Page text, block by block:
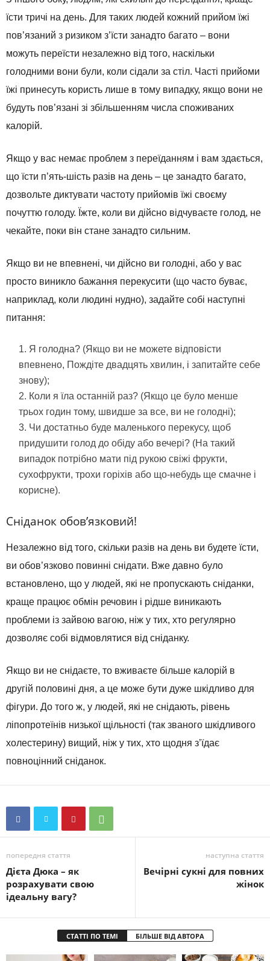
їсти тричі на день. Для таких людей кожний прийом їжі
пов’язаний з ризиком з’їсти занадто багато – вони
можуть переїсти незалежно від того, наскільки
голодними вони були, коли сідали за стіл. Часті прийоми
їжі принесуть користь лише в тому випадку, якщо вони не
будуть пов’язані зі збільшенням числа споживаних
калорій.
Якщо у вас немає проблем з переїданням і вам здається,
що їсти п’ять-шість разів на день – це занадто багато,
дозвольте диктувати частоту прийомів їжі своєму
почуттю голоду. Їжте, коли ви дійсно відчуваєте голод, не
чекайте, поки він стане занадто сильним.
Якщо ви не впевнені, чи дійсно ви голодні, або у вас
просто виникло бажання перекусити (що часто буває,
наприклад, коли людині нудно), задайте собі наступні
питання:
Я голодна? (Якщо ви не можете відповісти
впевнено, Пождіте двадцять хвилин, і запитайте себе
знову);
Коли я їла останній раз? (Якщо це було менше
трьох годин тому, швидше за все, ви не голодні);
Чи достатньо буде маленького перекусу, щоб
придушити голод до обіду або вечері? (На такий
випадок потрібно мати під рукою свіжі фрукти,
сухофрукти, трохи горіхів або що-небудь ще смачне і
корисне).
Сніданок обов’язковий!
Незалежно від того, скільки разів на день ви будете їсти,
ви обов’язково повинні снідати. Вже давно було
встановлено, що у людей, які не пропускають сніданки,
краще працює обмін речовин і рідше виникають
проблеми із зайвою вагою, ніж у тих, хто регулярно
дозволяє собі відмовлятися від сніданку.
Якщо ви не снідаєте, то вживаєте більше калорій в
другій половині дня, а це може бути дуже шкідливо для
фігури. До того ж, у людей, які не снідають, рівень
ліпопротеїнів низької щільності (так званого шкідливого
холестерину) вищий, ніж у тих, хто щодня з’їдає
повноцінний сніданок.
попередня стаття
Дієта Дюка – як
розрахувати свою
ідеальну вагу?
наступна стаття
Вечірні сукні для повних
жінок
СТАТТІ ПО ТЕМІ БІЛЬШЕ ВІД АВТОРА